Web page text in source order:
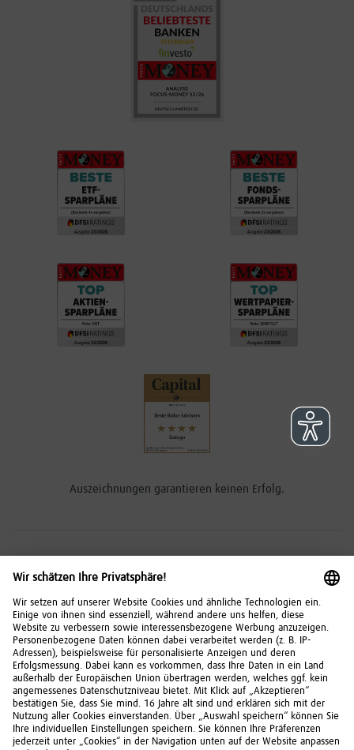
Auszeichnungen garantieren keinen Erfolg.
Risikohinweise
Investitionen in Wertpapiere, Tages- und Festgeld
unterliegen bestimmten Risiken. Diese können
kumuliert oder einzeln auftreten. DieChancen und
Risikenim Überblick.